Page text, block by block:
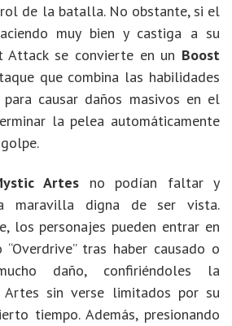
de la batalla. No obstante, si el
muy bien y castiga a su
Attack se convierte en un Boost
que combina las habilidades
causar daños masivos en el
la pelea automáticamente
Artes no podían faltar y
maravilla digna de ser vista.
los personajes pueden entrar en
tras haber causado o
daño, confiriéndoles la
Artes sin verse limitados por su
tiempo. Además, presionando